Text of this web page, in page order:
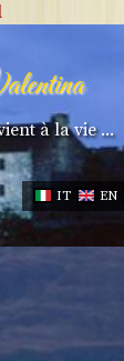
à la vie ...
IT EN